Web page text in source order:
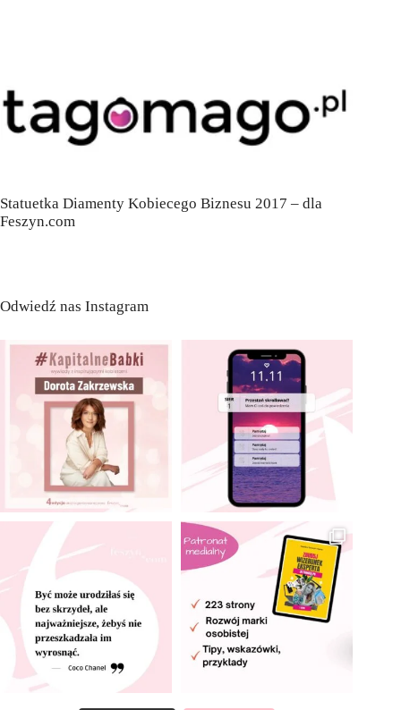
Statuetka Diamenty Kobiecego Biznesu 2017 – dla
Feszyn.com
Odwiedź nas Instagram